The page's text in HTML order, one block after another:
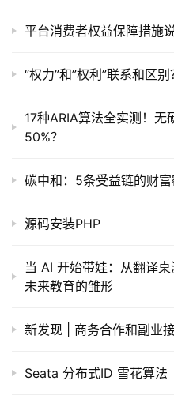
平台消费者权益保障措施
“权力”和”权利”联系和区别
17种ARIA算法全实测！无
50%？
碳中和：5条受益链的财富
源码安装PHP
当 AI 开始带娃：从翻译
未来教育的雏形
新发现 | 商务合作和副业
Seata 分布式ID 雪花算法